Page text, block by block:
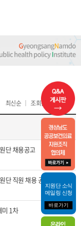
최신순 조회순 제목순
단 채용공고
직원 채용 공고
미 1차
지원단 소식
메일링 신청
바로가기